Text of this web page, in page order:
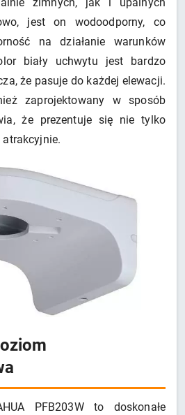
jest on wodoodporny, co
na działanie warunków
biały uchwytu jest bardzo
że pasuje do każdej elewacji.
zaprojektowany w sposób
że prezentuje się nie tylko
atrakcyjnie.
PFB203W to doskonałe